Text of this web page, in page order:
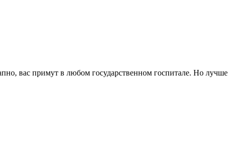
вас примут в любом государственном госпитале. Но лучше